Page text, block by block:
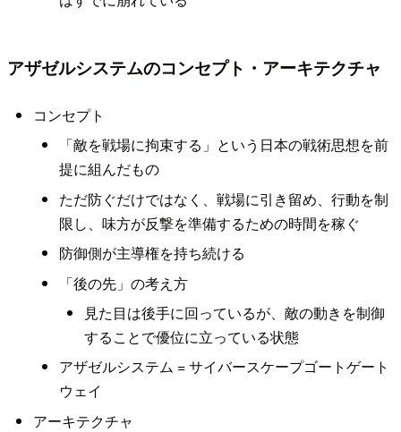
アザゼルシステムのコンセプト・アーキテクチャ
コンセプト
「敵を戦場に拘束する」という日本の戦術思想を前
提に組んだもの
ただ防ぐだけではなく、戦場に引き留め、行動を制
限し、味方が反撃を準備するための時間を稼ぐ
防御側が主導権を持ち続ける
「後の先」の考え方
見た目は後手に回っているが、敵の動きを制御
することで優位に立っている状態
アザゼルシステム = サイバースケープゴートゲート
ウェイ
アーキテクチャ